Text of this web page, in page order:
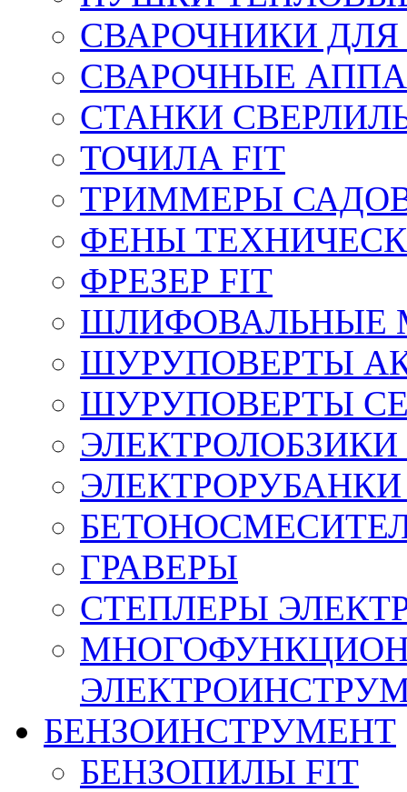
СВАРОЧНИКИ
СВАРОЧНЫЕ
СТАНКИ
ТОЧИЛА FIT
ТРИММЕРЫ
ФЕНЫ
ФРЕЗЕР FIT
ШЛИФОВАЛЬНЫЕ
ШУРУПОВЕРТЫ
ШУРУПОВЕРТЫ
ЭЛЕКТРОЛОБЗИКИ
ЭЛЕКТРОРУБАНКИ
ГРАВЕРЫ
СТЕПЛЕРЫ
БЕНЗОИНСТРУМЕНТ
БЕНЗОПИЛЫ FIT